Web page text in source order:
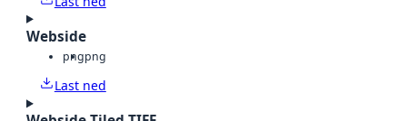
Webside
pngpng
Last ned